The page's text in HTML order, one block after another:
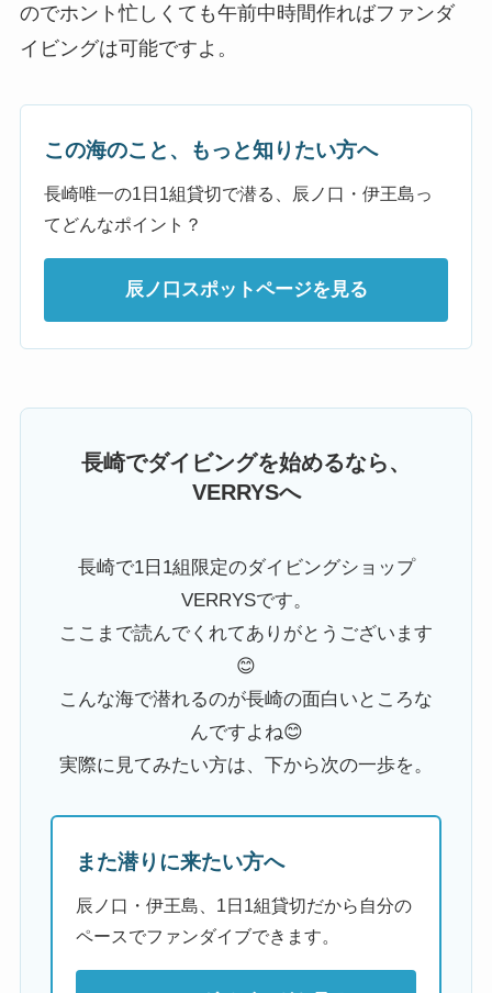
のでホント忙しくても午前中時間作ればファンダ
イビングは可能ですよ。
この海のこと、もっと知りたい方へ
長崎唯一の1日1組貸切で潜る、辰ノ口・伊王島っ
てどんなポイント？
辰ノ口スポットページを見る
長崎でダイビングを始めるなら、
VERRYSへ
長崎で1日1組限定のダイビングショップ
VERRYSです。
ここまで読んでくれてありがとうございます
😊
こんな海で潜れるのが長崎の面白いところな
んですよね😊
実際に見てみたい方は、下から次の一歩を。
また潜りに来たい方へ
辰ノ口・伊王島、1日1組貸切だから自分の
ペースでファンダイブできます。